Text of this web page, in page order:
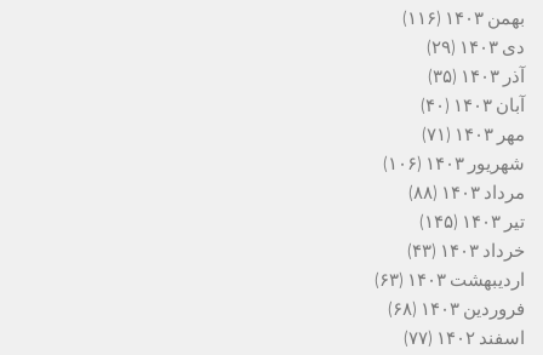
بهمن ۱۴۰۳
(۱۱۶)
دی ۱۴۰۳
(۲۹)
آذر ۱۴۰۳
(۳۵)
آبان ۱۴۰۳
(۴۰)
مهر ۱۴۰۳
(۷۱)
شهریور ۱۴۰۳
(۱۰۶)
مرداد ۱۴۰۳
(۸۸)
تیر ۱۴۰۳
(۱۴۵)
خرداد ۱۴۰۳
(۴۳)
اردیبهشت ۱۴۰۳
(۶۳)
فروردین ۱۴۰۳
(۶۸)
اسفند ۱۴۰۲
(۷۷)